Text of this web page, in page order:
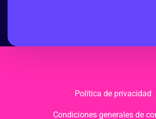
Política de privacidad
Condiciones generales de